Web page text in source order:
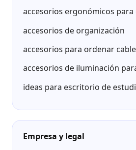
accesorios ergonómicos
accesorios de organización
accesorios para ordenar
accesorios de iluminación
ideas para escritorio de
Empresa y legal